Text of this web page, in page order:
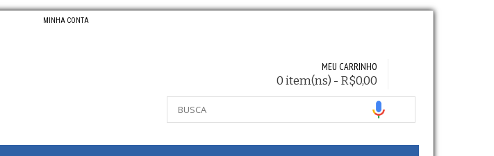
MINHA CONTA
MEU CARRINHO
0 item(ns) - R$0,00